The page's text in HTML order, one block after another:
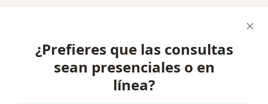
¿Prefieres que las consultas
sean presenciales o en
línea?